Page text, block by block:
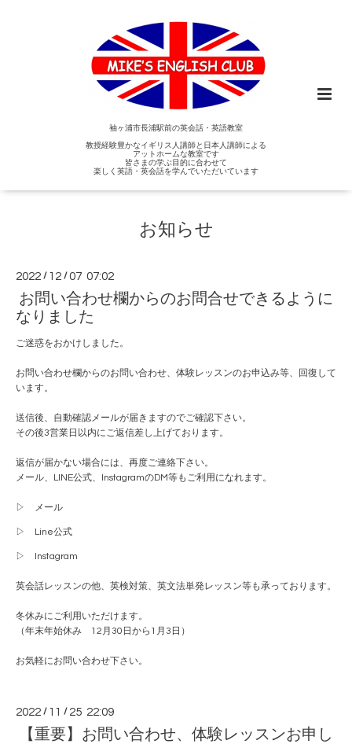
袖ヶ浦市長浦駅前の英会話・英語教室
教授経験豊かなイギリス人講師と日本人講師による
アットホームな教室です
皆さまの学ぶ目的に合わせて
楽しく英語・英会話を学んでいただいています
お知らせ
2022 / 12 /07 07:02
お問い合わせ欄からのお問合せできるように
なりました
ご迷惑をおかけしました。
お問い合わせ欄からのお問い合わせ、体験レッスンのお申込み等、回復して
います。
送信後、自動確認メールが届きますのでご確認下さい。
その後3営業日以内にご返信差し上げております。
返信が届かない場合には、再度ご連絡下さい。
メール、LINE公式、InstagramのDM等もご利用になれます。
▷ メール
▷ Line公式
▷ Instagram
英会話レッスンの他、英検対策、英文法単発レッスン等も承っております。
冬休みにご利用いただけます。
（年末年始休み 12月30日から1月3日）
お気軽にお問い合わせ下さい。
2022 / 11 / 25 22:09
【重要】お問い合わせ、体験レッスンお申し